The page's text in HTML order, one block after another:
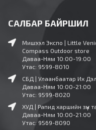
САЛБАР БАЙРШИЛ
Мишээл Экспо | Little
Compass Outdoor store
Даваа-Ням 10:00-19:00
Утас: 9599-8010
СБД | Улаанбаатар Их
Даваа-Ням 10:00-21:00
Утас: 9599-8020
ХУД | Рапид харшийн зүүн
Даваа-Ням 10:00-21:00
Утас: 9569-8090